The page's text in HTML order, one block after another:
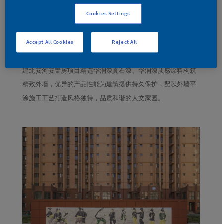
建北安河安置房项目精选华润漆真石漆、华润漆质感涂料构筑
精致外墙，优异的产品性能为建筑提供持久保护，配以外墙平
涂施工工艺打造风格独特，品质和谐的人文家园。
Cookies Settings
Reject All
Accept All Cookies